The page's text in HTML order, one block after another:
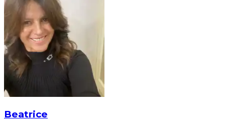
Beatrice